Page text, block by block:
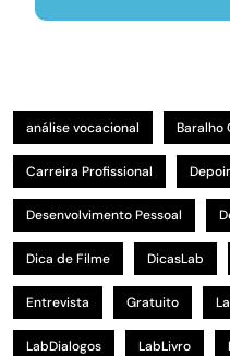
análise vocacional Baralho
Carreira Profissional
Desenvolvimento Pessoal
Dica de Filme DicasLab
Entrevista Gratuito
LabDialogos LabLivro